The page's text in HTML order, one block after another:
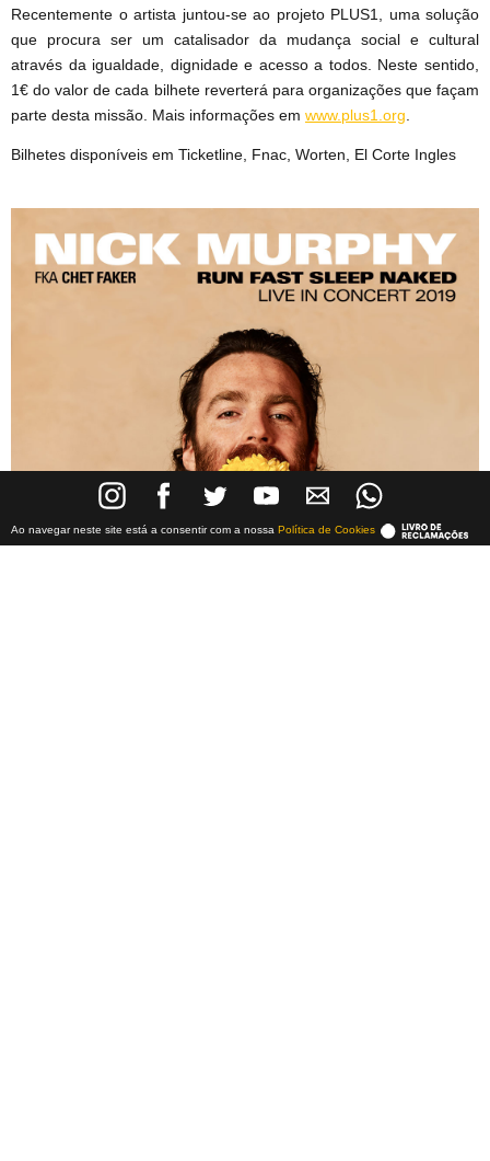
Recentemente o artista juntou-se ao projeto PLUS1, uma solução
que procura ser um catalisador da mudança social e cultural
através da igualdade, dignidade e acesso a todos. Neste sentido,
1€ do valor de cada bilhete reverterá para organizações que façam
parte desta missão. Mais informações em www.plus1.org
Bilhetes disponíveis em Ticketline, Fnac, Worten, El Corte Ingles
Ao navegar neste site está a consentir com a nossa Política de Cookies